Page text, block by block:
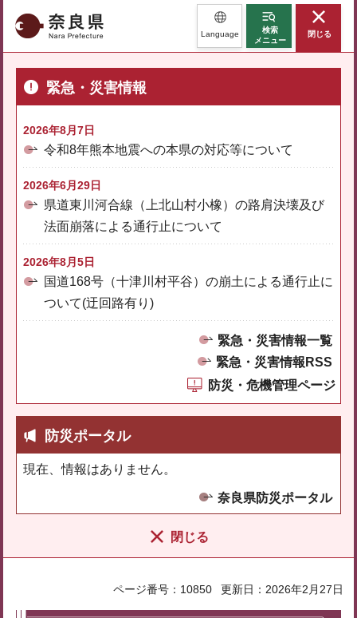
奈良県 Language
検索
メニュー
閉じる
緊急・災害情報
2026年8月7日
令和8年熊本地震への本県の対応等について
2026年6月29日
県道東川河合線（上北山村小橡）の路肩決壊及び
法面崩落による通行止について
2026年8月5日
国道168号（十津川村平谷）の崩土による通行止に
ついて(迂回路有り)
緊急・災害情報一覧
緊急・災害情報RSS
防災・危機管理ページ
防災ポータル
現在、情報はありません。
奈良県防災ポータル
閉じる
ページ番号：10850 更新日：2026年2月27日